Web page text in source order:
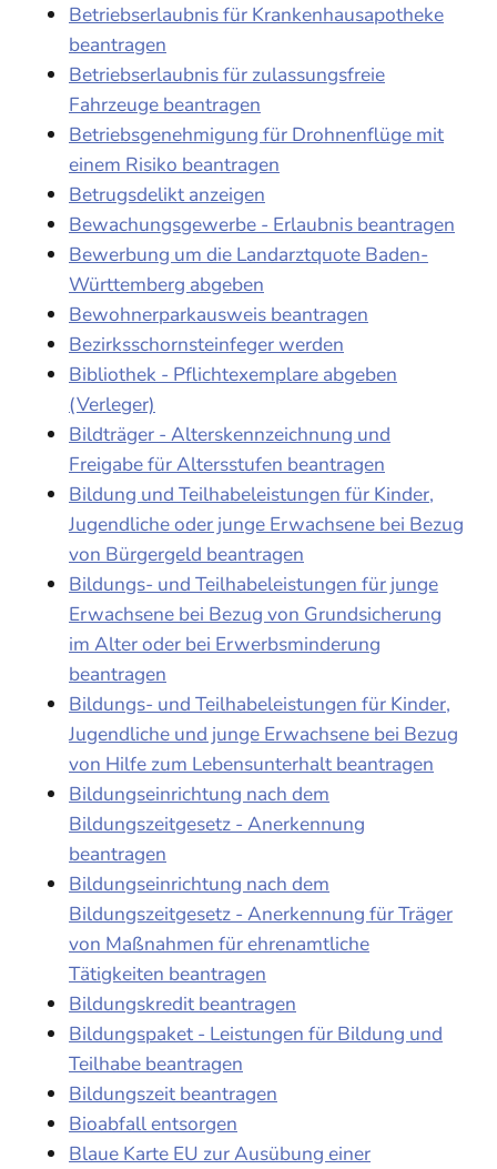
Betriebserlaubnis für Krankenhausapotheke
beantragen
Betriebserlaubnis für zulassungsfreie
Fahrzeuge beantragen
Betriebsgenehmigung für Drohnenflüge mit
einem Risiko beantragen
Betrugsdelikt anzeigen
Bewachungsgewerbe - Erlaubnis beantragen
Bewerbung um die Landarztquote Baden-
Württemberg abgeben
Bewohnerparkausweis beantragen
Bezirksschornsteinfeger werden
Bibliothek - Pflichtexemplare abgeben
(Verleger)
Bildträger - Alterskennzeichnung und
Freigabe für Altersstufen beantragen
Bildung und Teilhabeleistungen für Kinder,
Jugendliche oder junge Erwachsene bei Bezug
von Bürgergeld beantragen
Bildungs- und Teilhabeleistungen für junge
Erwachsene bei Bezug von Grundsicherung
im Alter oder bei Erwerbsminderung
beantragen
Bildungs- und Teilhabeleistungen für Kinder,
Jugendliche und junge Erwachsene bei Bezug
von Hilfe zum Lebensunterhalt beantragen
Bildungseinrichtung nach dem
Bildungszeitgesetz - Anerkennung
beantragen
Bildungseinrichtung nach dem
Bildungszeitgesetz - Anerkennung für Träger
von Maßnahmen für ehrenamtliche
Tätigkeiten beantragen
Bildungskredit beantragen
Bildungspaket - Leistungen für Bildung und
Teilhabe beantragen
Bildungszeit beantragen
Bioabfall entsorgen
Blaue Karte EU zur Ausübung einer